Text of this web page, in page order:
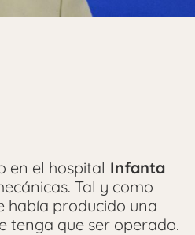
en el hospital Infanta
Tal y como
había producido una
tenga que ser operado.